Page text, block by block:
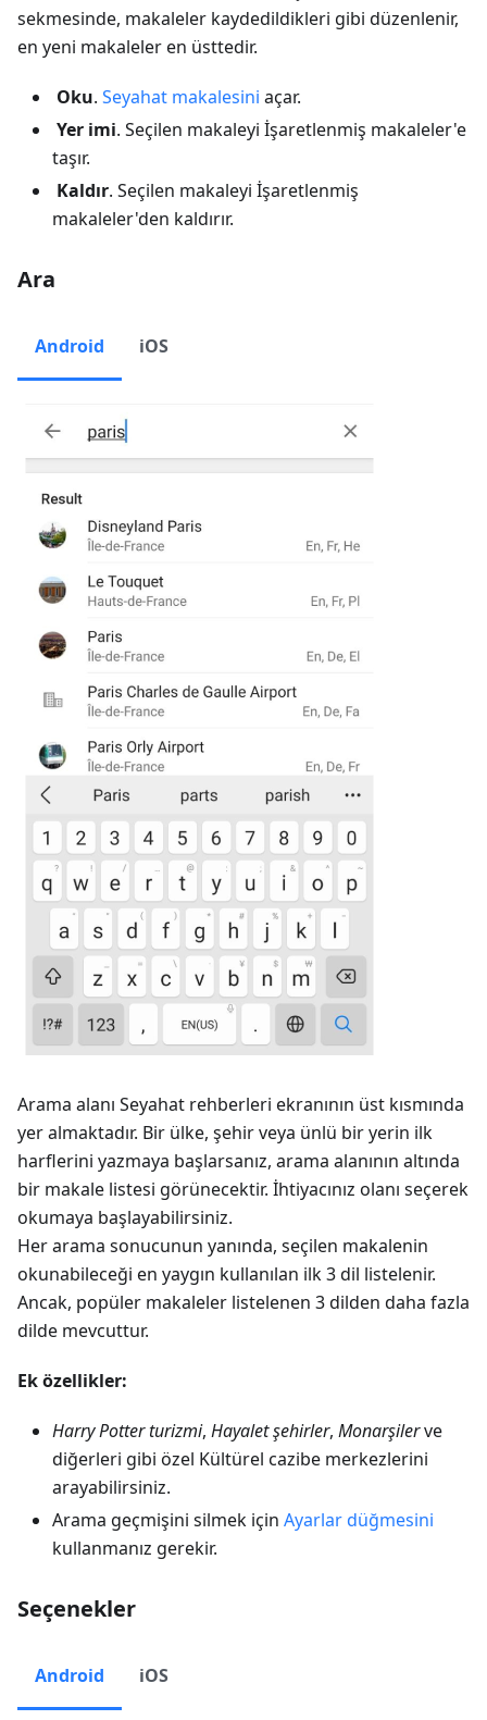
sekmesinde, makaleler kaydedildikleri gibi düzenlenir,
en yeni makaleler en üsttedir.
Oku. Seyahat makalesini açar.
Yer imi. Seçilen makaleyi İşaretlenmiş makaleler'e
taşır.
Kaldır. Seçilen makaleyi İşaretlenmiş
makaleler'den kaldırır.
Ara
Android iOS
Arama alanı Seyahat rehberleri ekranının üst kısmında
yer almaktadır. Bir ülke, şehir veya ünlü bir yerin ilk
harflerini yazmaya başlarsanız, arama alanının altında
bir makale listesi görünecektir. İhtiyacınız olanı seçerek
okumaya başlayabilirsiniz.
Her arama sonucunun yanında, seçilen makalenin
okunabileceği en yaygın kullanılan ilk 3 dil listelenir.
Ancak, popüler makaleler listelenen 3 dilden daha fazla
dilde mevcuttur.
Ek özellikler:
Harry Potter turizmi, Hayalet şehirler, Monarşilerve
diğerleri gibi özel Kültürel cazibe merkezlerini
arayabilirsiniz.
Arama geçmişini silmek için Ayarlardüğmesini
kullanmanız gerekir.
Seçenekler
Android iOS